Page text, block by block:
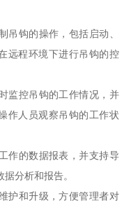
吊钩的操作，包括启动、
远程环境下进行吊钩的控
监控吊钩的工作情况，并
作人员观察吊钩的工作状
作的数据报表，并支持导
分析和报告。
护和升级，方便管理者对